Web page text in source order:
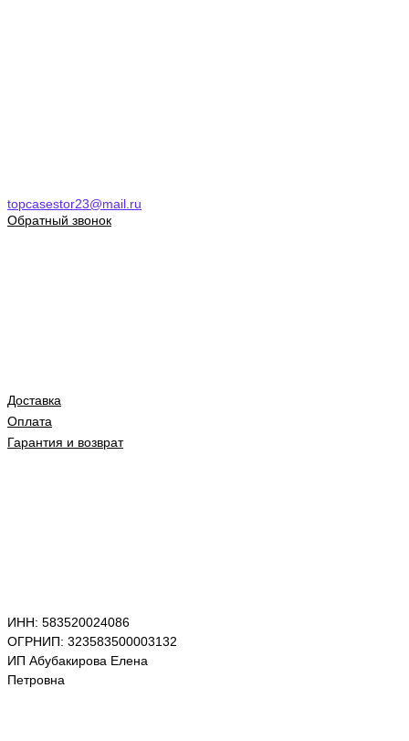
topcasestor23@mail.ru
Обратный звонок
Доставка
Оплата
Гарантия и возврат
ИНН: 583520024086
ОГРНИП: 323583500003132
ИП Абубакирова Елена
Петровна